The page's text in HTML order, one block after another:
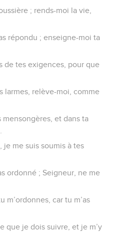
; rends-moi la vie,
répondu ; enseigne-moi ta
de tes exigences, pour que
larmes, relève-moi, comme
et dans ta
je me suis soumis à tes
ordonné ; Seigneur, ne me
m’ordonnes, car tu m’as
que je dois suivre, et je m’y